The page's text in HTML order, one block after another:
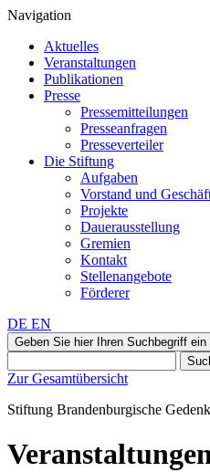
Navigation
Aktuelles
Veranstaltungen
Publikationen
Presse
Pressemitteilungen
Presseanfragen
Presseverteiler
Die Stiftung
Aufgaben
Vorstand und
Projekte
Dauerausstellung
Gremien
Kontakt
Stellenangebote
Förderer
DE EN
Geben Sie hier Ihren Suchbegriff ein
Zur Gesamtübersicht
Stiftung Brandenburgische